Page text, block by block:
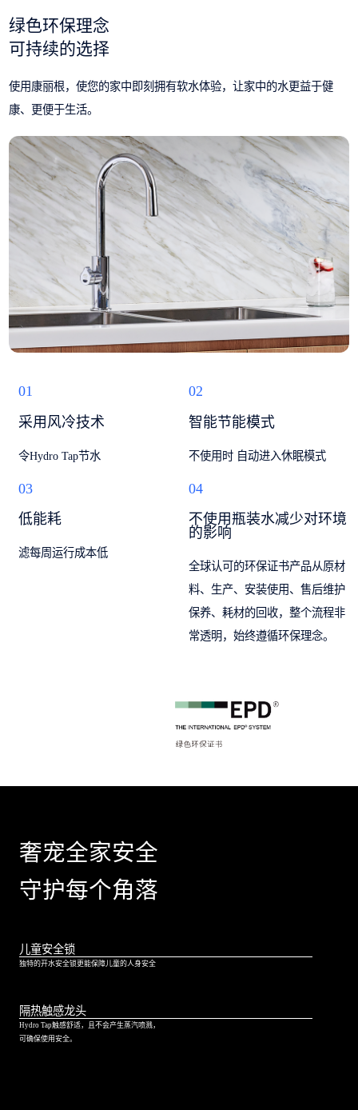
绿色环保理念
可持续的选择
使用康丽根，使您的家中即刻拥有软水体验，让家中的水更益于健
康、更便于生活。
01
采用风冷技术
令Hydro Tap节水
02
智能节能模式
不使用时 自动进入休眠模式
03
低能耗
滤每周运行成本低
04
不使用瓶装水减少对环境
的影响
全球认可的环保证书产品从原材
料、生产、安装使用、售后维护
保养、耗材的回收，整个流程非
常透明，始终遵循环保理念。
奢宠全家安全
守护每个角落
儿童安全锁
独特的开水安全锁更能保障儿童的人身安全
隔热触感龙头
Hydro Tap触感舒适，且不会产生蒸汽喷溅，
可确保使用安全。